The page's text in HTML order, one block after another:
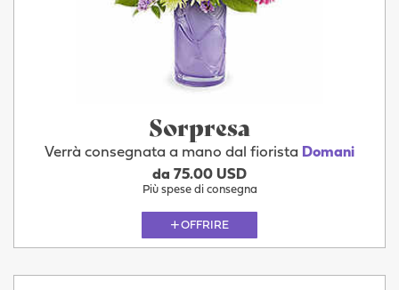
Sorpresa
Verrà consegnata a mano dal fiorista Domani
da 75.00 USD
Più spese di consegna
OFFRIRE